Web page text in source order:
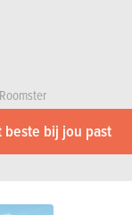
Roomster
bij jou past